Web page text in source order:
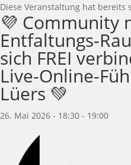
Diese Veranstaltung hat bereits
💜 Community
Entfaltungs-
sich FREI
Live-Online-
Lüers 💚
26. Mai 2026 - 18:30 - 19:00